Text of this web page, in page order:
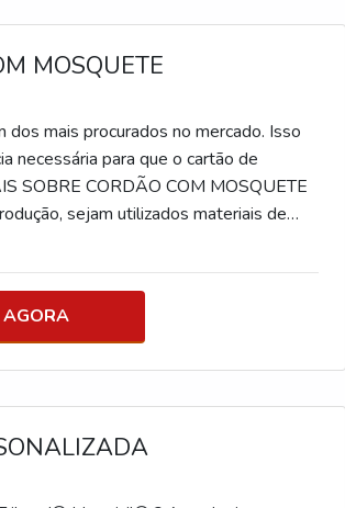
MOSQUETE
dos mais procurados no mercado. Isso
necessária para que o cartão de
SOBRE CORDÃO COM MOSQUETE
sejam utilizados materiais de
que o serviço seja executado por uma
AGORA